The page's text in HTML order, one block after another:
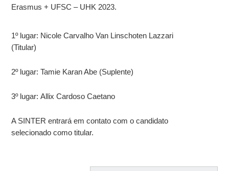
Erasmus + UFSC – UHK 2023.
1º lugar: Nicole Carvalho Van Linschoten Lazzari
(Titular)
2º lugar: Tamie Karan Abe (Suplente)
3º lugar: Allix Cardoso Caetano
A SINTER entrará em contato com o candidato
selecionado como titular.